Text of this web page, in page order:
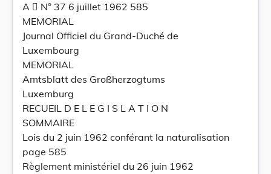
A  N° 37 6 juillet 1962 585
MEMORIAL
Journal Officiel du Grand-Duché de
Luxembourg
MEMORIAL
Amtsblatt des Großherzogtums
Luxemburg
RECUEIL D E L E G I S L A T I O N
SOMMAIRE
Lois du 2 juin 1962 conférant la naturalisation
page 585
Règlement ministériel du 26 juin 1962